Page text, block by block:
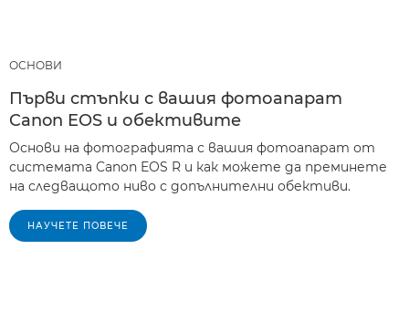
ОСНОВИ
Първи стъпки с вашия фотоапарат
Canon EOS и обективите
Основи на фотографията с вашия фотоапарат от
системата Canon EOS R и как можете да преминете
на следващото ниво с допълнителни обективи.
НАУЧЕТЕ ПОВЕЧЕ